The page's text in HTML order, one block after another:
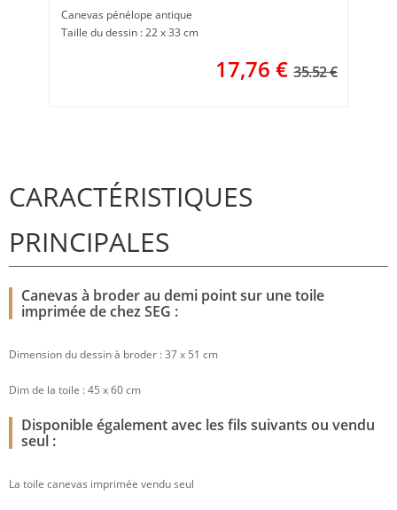
Canevas pénélope antique
Taille du dessin : 22 x 33 cm
17,76 € 35.52 €
CARACTÉRISTIQUES
PRINCIPALES
Canevas à broder au demi point sur une toile
imprimée de chez SEG :
Dimension du dessin à broder : 37 x 51 cm
Dim de la toile : 45 x 60 cm
Disponible également avec les fils suivants ou vendu
seul :
La toile canevas imprimée vendu seul